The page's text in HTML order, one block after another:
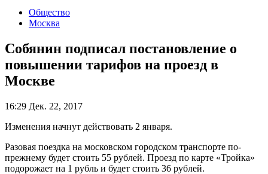
Общество
Москва
Собянин подписал постановление о
повышении тарифов на проезд в
Москве
16:29 Дек. 22, 2017
Изменения начнут действовать 2 января.
Разовая поездка на московском городском транспорте по-
прежнему будет стоить 55 рублей. Проезд по карте «Тройка»
подорожает на 1 рубль и будет стоить 36 рублей.